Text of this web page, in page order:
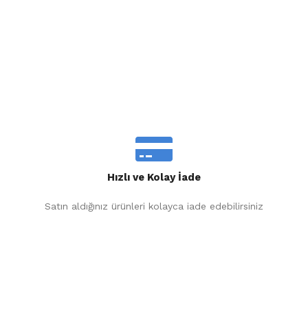
Hızlı ve Kolay İade
Satın aldığınız ürünleri kolayca iade edebilirsiniz